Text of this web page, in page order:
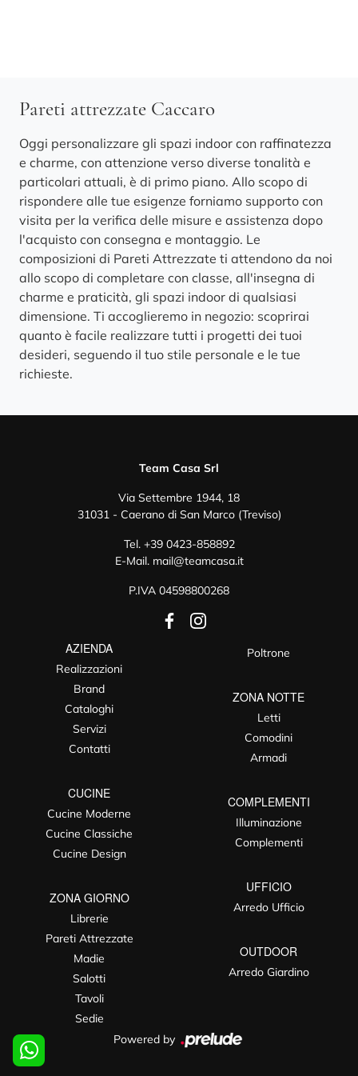
Pareti attrezzate Caccaro
Oggi personalizzare gli spazi indoor con raffinatezza
e charme, con attenzione verso diverse tonalità e
particolari attuali, è di primo piano. Allo scopo di
rispondere alle tue esigenze forniamo supporto con
visita per la verifica delle misure e assistenza dopo
l'acquisto con consegna e montaggio. Le
composizioni di Pareti Attrezzate ti attendono da noi
allo scopo di completare con classe, all'insegna di
charme e praticità, gli spazi indoor di qualsiasi
dimensione. Ti accoglieremo in negozio: scoprirai
quanto è facile realizzare tutti i progetti dei tuoi
desideri, seguendo il tuo stile personale e le tue
richieste.
Team Casa Srl
Via Settembre 1944, 18
31031 - Caerano di San Marco (Treviso)
Tel. +39 0423-858892
E-Mail. mail@teamcasa.it
P.IVA 04598800268
AZIENDA
Realizzazioni
Brand
Cataloghi
Servizi
Contatti
CUCINE
Cucine Moderne
Cucine Classiche
Cucine Design
ZONA GIORNO
Librerie
Pareti Attrezzate
Madie
Salotti
Tavoli
Sedie
Poltrone
ZONA NOTTE
Letti
Comodini
Armadi
COMPLEMENTI
Illuminazione
Complementi
UFFICIO
Arredo Ufficio
OUTDOOR
Arredo Giardino
Powered by